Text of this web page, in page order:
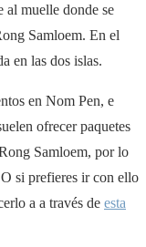
al muelle donde se
Samloem. En el
en las dos islas.
en Nom Pen, e
ofrecer paquetes
Samloem, por lo
si prefieres ir con ello
a a través de esta